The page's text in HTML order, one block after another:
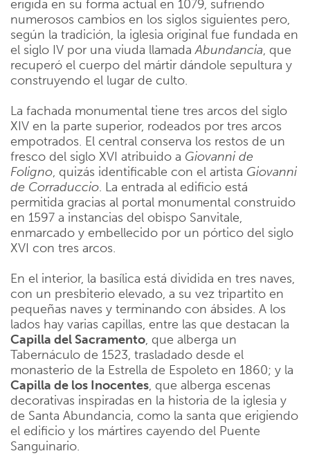
erigida en su forma actual en 1079, sufriendo
numerosos cambios en los siglos siguientes pero,
según la tradición, la iglesia original fue fundada en
el siglo IV por una viuda llamadaAbundancia, que
recuperó el cuerpo del mártir dándole sepultura y
construyendo el lugar de culto.
La fachada monumental tiene tres arcos del siglo
XIV en la parte superior, rodeados por tres arcos
empotrados. El central conserva los restos de un
fresco del siglo XVI atribuido a Giovanni de
Foligno, quizás identificable con el artista Giovanni
de Corraduccio. La entrada al edificio está
permitida gracias al portal monumental construido
en 1597 a instancias del obispo Sanvitale,
enmarcado y embellecido por un pórtico del siglo
XVI con tres arcos.
En el interior, la basílica está dividida en tres naves,
con un presbiterio elevado, a su vez tripartito en
pequeñas naves y terminando con ábsides. A los
lados hay varias capillas, entre las que destacan la
Capilla del Sacramento, que alberga un
Tabernáculo de 1523, trasladado desde el
monasterio de la Estrella de Espoleto en 1860; y la
Capilla de los Inocentes, que alberga escenas
decorativas inspiradas en la historia de la iglesia y
de Santa Abundancia, como la santa que erigiendo
el edificio y los mártires cayendo del Puente
Sanguinario.